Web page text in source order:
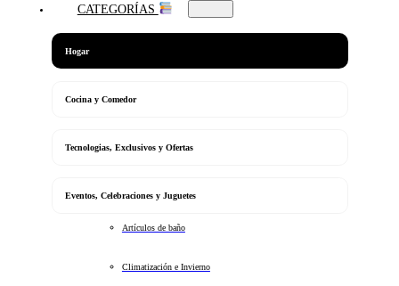
CATEGORÍAS
Hogar
Cocina y Comedor
Tecnologias, Exclusivos y Ofertas
Eventos, Celebraciones y Juguetes
Artículos de baño
Climatización e Invierno